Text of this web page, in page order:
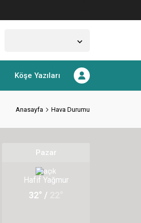
Köşe Yazıları
Anasayfa Hava Durumu
Pazar
Hafif Yağmur
32° /